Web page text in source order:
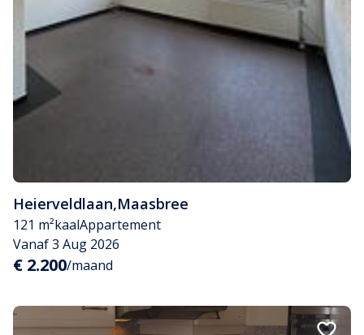
Heierveldlaan,Maasbree
121 m²kaalAppartement
Vanaf 3 Aug 2026
€ 2.200/maand